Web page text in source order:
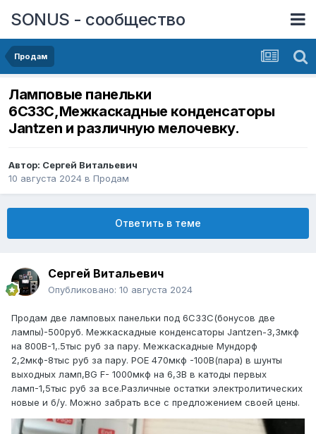
SONUS - сообщество
Продам
Ламповые панельки
6С33С,Межкаскадные конденсаторы
Jantzen и различную мелочевку.
Автор: Сергей Витальевич
10 августа 2024 в Продам
Ответить в теме
Сергей Витальевич
Опубликовано: 10 августа 2024
Продам две ламповых панельки под 6С33С(бонусов две
лампы)-500руб. Межкаскадные конденсаторы Jantzen-3,3мкф
на 800В-1,.5тыс руб за пару. Межкаскадные Мундорф
2,2мкф-8тыс руб за пару. РОЕ 470мкф -100В(пара) в шунты
выходных ламп,BG F- 1000мкф на 6,3В в катоды первых
ламп-1,5тыс руб за все.Различные остатки электролитических
новые и б/у. Можно забрать все с предложением своей цены.